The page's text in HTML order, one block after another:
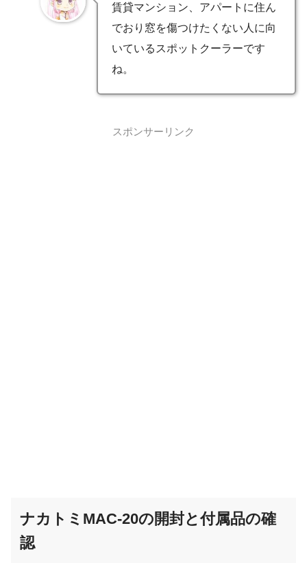
賃貸マンション、アパートに住ん
でおり窓を傷つけたくない人に向
いているスポットクーラーです
ね。
スポンサーリンク
ナカトミMAC-20の開封と付属品の確
認